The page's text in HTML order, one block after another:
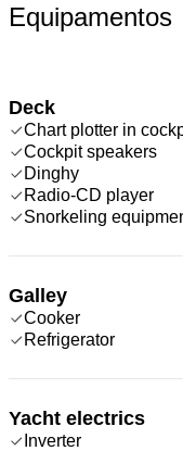
Equipamentos
Deck
Chart plotter in
Cockpit speakers
Dinghy
Radio-CD player
Snorkeling
Galley
Cooker
Refrigerator
Yacht electrics
Inverter